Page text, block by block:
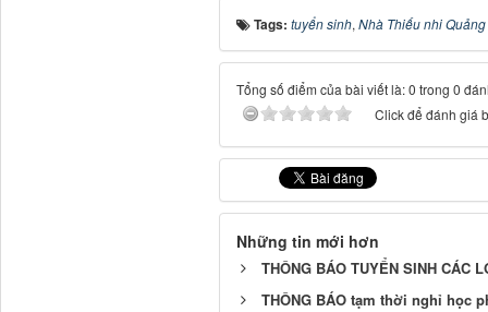
Tags: tuyển sinh, Nhà Thiếu nhi
Tổng số điểm của bài viết là: 0 trong 0
Click để đánh giá
Những tin mới hơn
THÔNG BÁO TUYỂN SINH CÁC
THÔNG BÁO tạm thời nghỉ học